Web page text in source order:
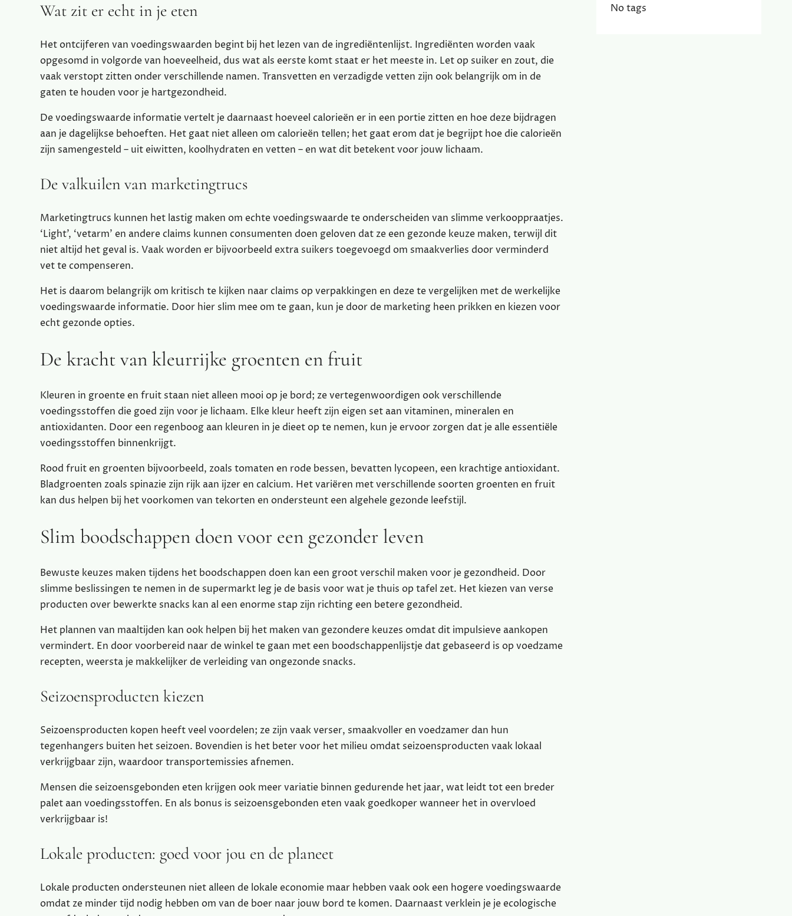
Wat zit er echt in je eten
Het ontcijferen van voedingswaarden begint bij het lezen van de ingrediëntenlijst. Ingrediënten worden vaak
opgesomd in volgorde van hoeveelheid, dus wat als eerste komt staat er het meeste in. Let op suiker en zout, die
vaak verstopt zitten onder verschillende namen. Transvetten en verzadigde vetten zijn ook belangrijk om in de
gaten te houden voor je hartgezondheid.
De voedingswaarde informatie vertelt je daarnaast hoeveel calorieën er in een portie zitten en hoe deze bijdragen
aan je dagelijkse behoeften. Het gaat niet alleen om calorieën tellen; het gaat erom dat je begrijpt hoe die calorieën
zijn samengesteld – uit eiwitten, koolhydraten en vetten – en wat dit betekent voor jouw lichaam.
De valkuilen van marketingtrucs
Marketingtrucs kunnen het lastig maken om echte voedingswaarde te onderscheiden van slimme verkooppraatjes.
‘Light’, ‘vetarm’ en andere claims kunnen consumenten doen geloven dat ze een gezonde keuze maken, terwijl dit
niet altijd het geval is. Vaak worden er bijvoorbeeld extra suikers toegevoegd om smaakverlies door verminderd
vet te compenseren.
Het is daarom belangrijk om kritisch te kijken naar claims op verpakkingen en deze te vergelijken met de werkelijke
voedingswaarde informatie. Door hier slim mee om te gaan, kun je door de marketing heen prikken en kiezen voor
echt gezonde opties.
De kracht van kleurrijke groenten en fruit
Kleuren in groente en fruit staan niet alleen mooi op je bord; ze vertegenwoordigen ook verschillende
voedingsstoffen die goed zijn voor je lichaam. Elke kleur heeft zijn eigen set aan vitaminen, mineralen en
antioxidanten. Door een regenboog aan kleuren in je dieet op te nemen, kun je ervoor zorgen dat je alle essentiële
voedingsstoffen binnenkrijgt.
Rood fruit en groenten bijvoorbeeld, zoals tomaten en rode bessen, bevatten lycopeen, een krachtige antioxidant.
Bladgroenten zoals spinazie zijn rijk aan ijzer en calcium. Het variëren met verschillende soorten groenten en fruit
kan dus helpen bij het voorkomen van tekorten en ondersteunt een algehele gezonde leefstijl.
Slim boodschappen doen voor een gezonder leven
Bewuste keuzes maken tijdens het boodschappen doen kan een groot verschil maken voor je gezondheid. Door
slimme beslissingen te nemen in de supermarkt leg je de basis voor wat je thuis op tafel zet. Het kiezen van verse
producten over bewerkte snacks kan al een enorme stap zijn richting een betere gezondheid.
Het plannen van maaltijden kan ook helpen bij het maken van gezondere keuzes omdat dit impulsieve aankopen
vermindert. En door voorbereid naar de winkel te gaan met een boodschappenlijstje dat gebaseerd is op voedzame
recepten, weersta je makkelijker de verleiding van ongezonde snacks.
Seizoensproducten kiezen
Seizoensproducten kopen heeft veel voordelen; ze zijn vaak verser, smaakvoller en voedzamer dan hun
tegenhangers buiten het seizoen. Bovendien is het beter voor het milieu omdat seizoensproducten vaak lokaal
verkrijgbaar zijn, waardoor transportemissies afnemen.
Mensen die seizoensgebonden eten krijgen ook meer variatie binnen gedurende het jaar, wat leidt tot een breder
palet aan voedingsstoffen. En als bonus is seizoensgebonden eten vaak goedkoper wanneer het in overvloed
verkrijgbaar is!
Lokale producten: goed voor jou en de planeet
Lokale producten ondersteunen niet alleen de lokale economie maar hebben vaak ook een hogere voedingswaarde
omdat ze minder tijd nodig hebben om van de boer naar jouw bord te komen. Daarnaast verklein je je ecologische
No tags